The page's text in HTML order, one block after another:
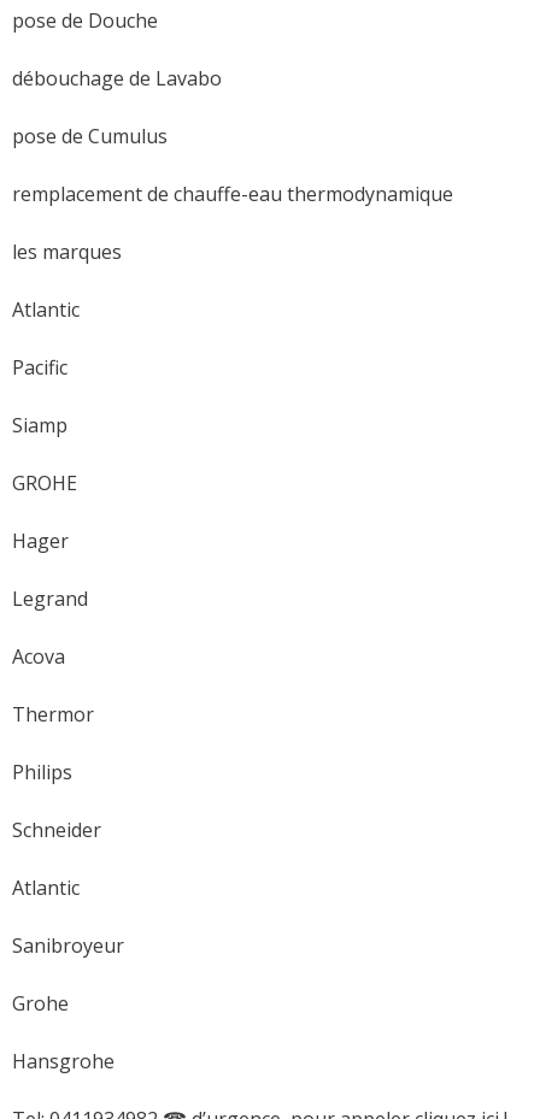
pose de Douche
débouchage de Lavabo
pose de Cumulus
remplacement de chauffe-eau thermodynamique
les marques
Atlantic
Pacific
Siamp
GROHE
Hager
Legrand
Acova
Thermor
Philips
Schneider
Atlantic
Sanibroyeur
Grohe
Hansgrohe